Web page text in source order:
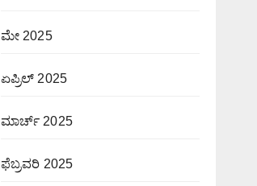
ಮೇ 2025
ಏಪ್ರಿಲ್ 2025
ಮಾರ್ಚ್ 2025
ಫೆಬ್ರವರಿ 2025